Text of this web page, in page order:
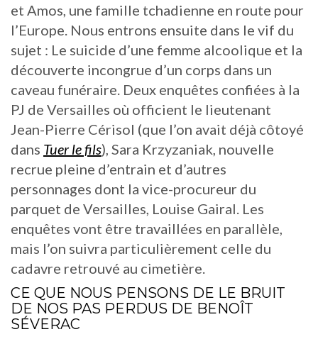
et Amos, une famille tchadienne en route pour
l’Europe. Nous entrons ensuite dans le vif du
sujet : Le suicide d’une femme alcoolique et la
découverte incongrue d’un corps dans un
caveau funéraire. Deux enquêtes confiées à la
PJ de Versailles où officient le lieutenant
Jean-Pierre Cérisol (que l’on avait déjà côtoyé
dans Tuer le fils), Sara Krzyzaniak, nouvelle
recrue pleine d’entrain et d’autres
personnages dont la vice-procureur du
parquet de Versailles, Louise Gairal. Les
enquêtes vont être travaillées en parallèle,
mais l’on suivra particulièrement celle du
cadavre retrouvé au cimetière.
CE QUE NOUS PENSONS DE LE BRUIT
DE NOS PAS PERDUS DE BENOÎT
SÉVERAC